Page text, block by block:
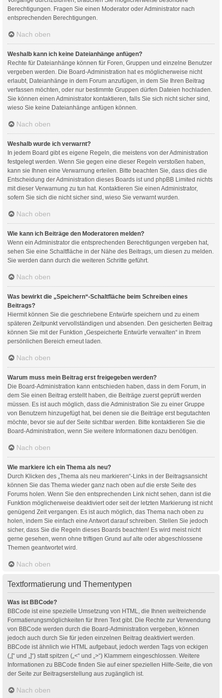
Berechtigungen. Fragen Sie einen Moderator oder Administrator nach
entsprechenden Berechtigungen.
Nach oben
Weshalb kann ich keine Dateianhänge anfügen?
Rechte für Dateianhänge können für Foren, Gruppen und einzelne Benutzer
vergeben werden. Die Board-Administration hat es möglicherweise nicht
erlaubt, Dateianhänge in dem Forum anzufügen, in dem Sie Ihren Beitrag
verfassen möchten, oder nur bestimmte Gruppen dürfen Dateien hochladen.
Sie können einen Administrator kontaktieren, falls Sie sich nicht sicher sind,
wieso Sie keine Dateianhänge anfügen können.
Nach oben
Weshalb wurde ich verwarnt?
In jedem Board gibt es eigene Regeln, die meistens von der Administration
festgelegt werden. Wenn Sie gegen eine dieser Regeln verstoßen haben,
kann sie Ihnen eine Verwarnung erteilen. Bitte beachten Sie, dass dies die
Entscheidung der Administration dieses Boards ist und phpBB Limited nichts
mit dieser Verwarnung zu tun hat. Kontaktieren Sie einen Administrator,
sofern Sie sich die nicht sicher sind, wieso Sie verwarnt wurden.
Nach oben
Wie kann ich Beiträge den Moderatoren melden?
Wenn ein Administrator die entsprechenden Berechtigungen vergeben hat,
sehen Sie eine Schaltfläche in der Nähe des Beitrags, um diesen zu melden.
Sie werden dann durch die weiteren Schritte geführt.
Nach oben
Was bewirkt die „Speichern“-Schaltfläche beim Schreiben eines
Beitrags?
Hiermit können Sie die geschriebene Entwürfe speichern und zu einem
späteren Zeitpunkt vervollständigen und absenden. Den gesicherten Beitrag
können Sie mit der Funktion „Gespeicherte Entwürfe verwalten“ in Ihrem
persönlichen Bereich erneut laden.
Nach oben
Warum muss mein Beitrag erst freigegeben werden?
Die Board-Administration kann entschieden haben, dass in dem Forum, in
dem Sie einen Beitrag erstellt haben, die Beiträge zuerst geprüft werden
müssen. Es ist auch möglich, dass die Administration Sie zu einer Gruppe
von Benutzern hinzugefügt hat, bei denen sie die Beiträge erst begutachten
möchte, bevor sie auf der Seite sichtbar werden. Bitte kontaktieren Sie die
Board-Administration, wenn Sie weitere Informationen dazu benötigen.
Nach oben
Wie markiere ich ein Thema als neu?
Durch Klicken des „Thema als neu markieren“-Links in der Beitragsansicht
können Sie das Thema wieder ganz nach oben auf die erste Seite des
Forums holen. Wenn Sie den entsprechenden Link nicht sehen, dann ist die
Funktion möglicherweise deaktiviert oder seit der letzten Markierung ist nicht
genügend Zeit vergangen. Es ist auch möglich, das Thema nach oben zu
holen, indem Sie einfach eine Antwort darauf schreiben. Stellen Sie jedoch
sicher, dass Sie die Regeln dieses Boards beachten! Es wird meist nicht
gerne gesehen, wenn ohne triftigen Grund auf alte oder abgeschlossene
Themen geantwortet wird.
Nach oben
Textformatierung und Thementypen
Was ist BBCode?
BBCode ist eine spezielle Umsetzung von HTML, die Ihnen weitreichende
Formatierungsmöglichkeiten für Ihren Text gibt. Die Rechte zur Verwendung
von BBCode werden durch die Board-Administration vergeben, können
jedoch auch durch Sie für jeden einzelnen Beitrag deaktiviert werden.
BBCode ist ähnlich wie HTML aufgebaut, jedoch werden Tags von eckigen
(„[“ und „]“) statt spitzen („<“ und „>“) Klammern eingeschlossen. Weitere
Informationen zu BBCode finden Sie auf einer speziellen Hilfe-Seite, die von
der Seite zur Beitragserstellung aus zugänglich ist.
Nach oben